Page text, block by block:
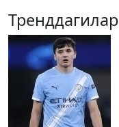
Тренддагилар